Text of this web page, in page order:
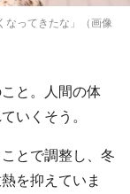
ってきたな」（画像
と。人間の体
いくそう。
とで調整し、冬
を抑えていま